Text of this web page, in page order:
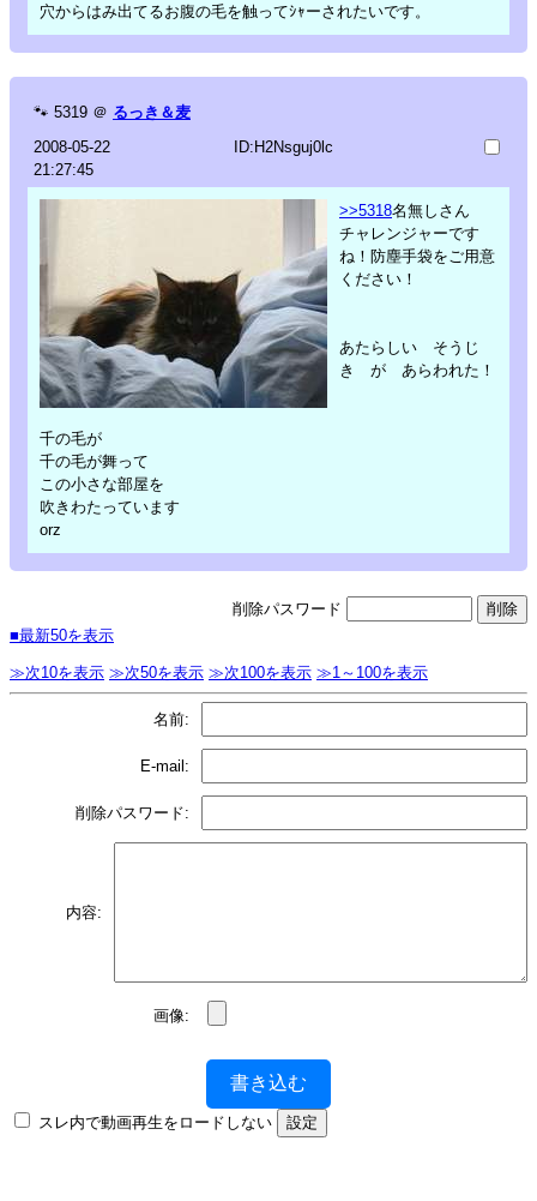
穴からはみ出てるお腹の毛を触ってｼｬーされたいです。
🐾 5319 ＠ るっき＆麦
2008-05-22
21:27:45
ID:H2Nsguj0lc
>>5318名無しさん
チャレンジャーです
ね！防塵手袋をご用意
ください！
あたらしい そうじ
き が あらわれた！
千の毛が
千の毛が舞って
この小さな部屋を
吹きわたっています
orz
削除パスワード
■最新50を表示
≫次10を表示 ≫次50を表示 ≫次100を表示 ≫1～100を表示
名前:
E-mail:
削除パスワード:
内容:
画像:
書き込む
スレ内で動画再生をロードしない